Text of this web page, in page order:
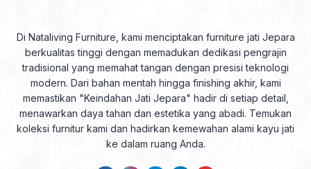
Di Nataliving Furniture, kami menciptakan furniture jati Jepara
berkualitas tinggi dengan memadukan dedikasi pengrajin
tradisional yang memahat tangan dengan presisi teknologi
modern. Dari bahan mentah hingga finishing akhir, kami
memastikan "Keindahan Jati Jepara" hadir di setiap detail,
menawarkan daya tahan dan estetika yang abadi. Temukan
koleksi furnitur kami dan hadirkan kemewahan alami kayu jati
ke dalam ruang Anda.